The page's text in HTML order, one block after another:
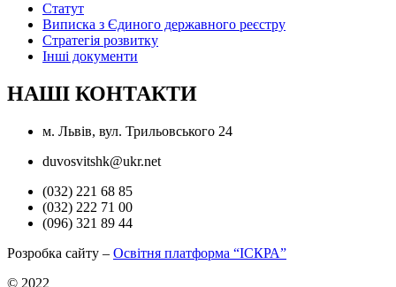
Статут
Виписка з Єдиного державного реєстру
Стратегія розвитку
Інші документи
НАШІ КОНТАКТИ
м. Львів, вул. Трильовського 24
duvosvitshk@ukr.net
(032) 221 68 85
(032) 222 71 00
(096) 321 89 44
Розробка сайту – Освітня платформа “ІСКРА”
© 2022